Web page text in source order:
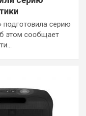
подготовила серию
этом сообщает